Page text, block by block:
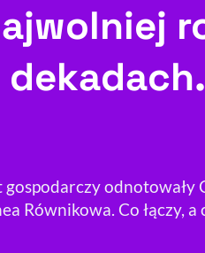
Równikowa. Co łączy,